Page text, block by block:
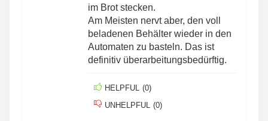
im Brot stecken.
Am Meisten nervt aber, den voll
beladenen Behälter wieder in den
Automaten zu basteln. Das ist
definitiv überarbeitungsbedürftig.
HELPFUL (0)
UNHELPFUL
(0)